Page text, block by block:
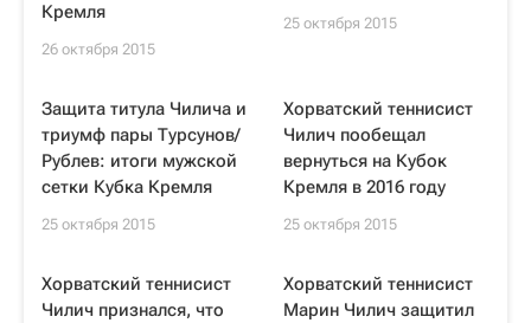
Кремля
26 октября 2015
25 октября 2015
Защита титула Чилича и
триумф пары Турсунов/
Рублев: итоги мужской
сетки Кубка Кремля
25 октября 2015
Хорватский теннисист
Чилич пообещал
вернуться на Кубок
Кремля в 2016 году
25 октября 2015
Хорватский теннисист
Чилич признался, что
Хорватский теннисист
Марин Чилич защитил